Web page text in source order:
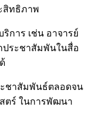
สิทธิภาพ
าร เช่น อาจารย์
ประชาสัมพันในสื่อ
าสัมพันธ์ตลอดจน
ตร์ ในการพัฒนา